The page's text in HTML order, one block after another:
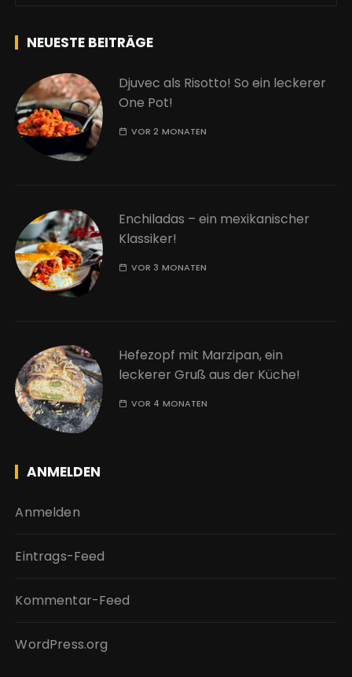
NEUESTE BEITRÄGE
Djuvec als Risotto! So ein leckerer
One Pot!
VOR 2 MONATEN
Enchiladas – ein mexikanischer
Klassiker!
VOR 3 MONATEN
Hefezopf mit Marzipan, ein
leckerer Gruß aus der Küche!
VOR 4 MONATEN
ANMELDEN
Anmelden
Eintrags-Feed
Kommentar-Feed
WordPress.org